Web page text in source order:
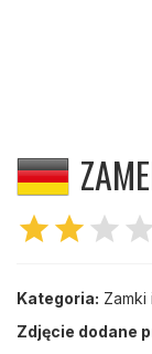
starstar star star
Kategoria: Zamki
Zdjęcie dodane